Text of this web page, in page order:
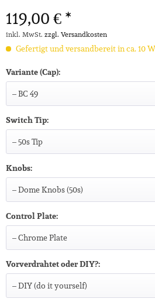
119,00 € *
inkl. MwSt. zzgl. Versandkosten
Gefertigt und versandbereit in ca. 10
Variante (Cap):
Switch Tip:
Knobs:
Control Plate:
Vorverdrahtet oder DIY?: